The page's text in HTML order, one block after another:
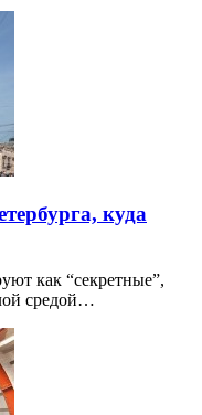
куда
как “секретные”,
средой…